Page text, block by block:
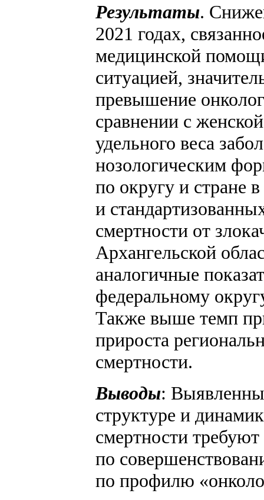
Результаты.
2021 годах,
медицинской
ситуацией,
превышение
сравнении с
удельного веса
нозологическим
по округу и стране
и
смертности от
Архангельской
аналогичные
федеральному
Также выше темп
прироста
смертности.
Выводы:
структуре и
смертности
по
по профилю